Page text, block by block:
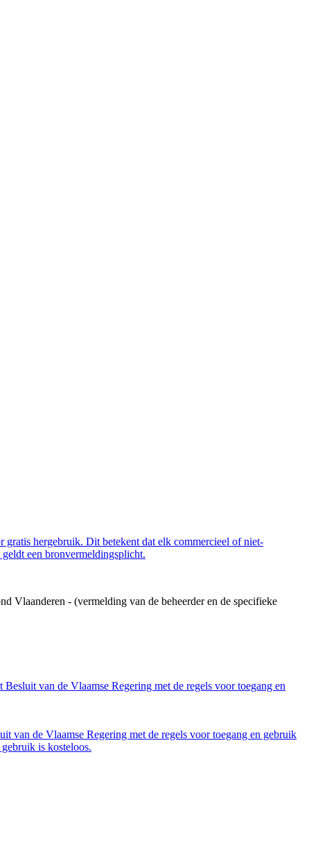
hergebruik. Dit betekent dat elk commercieel of niet-
een bronvermeldingsplicht.
Vlaanderen - (vermelding van de beheerder en de specifieke
van de Vlaamse Regering met de regels voor toegang en
van de Vlaamse Regering met de regels voor toegang en gebruik
is kosteloos.